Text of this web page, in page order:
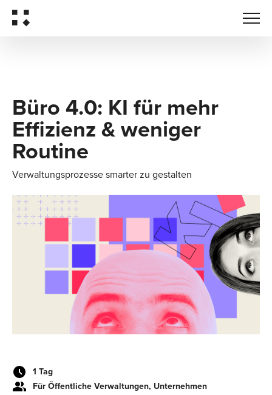
Büro 4.0: KI für mehr
Effizienz & weniger
Routine
Verwaltungsprozesse smarter zu gestalten
1 Tag
Für Öffentliche Verwaltungen, Unternehmen